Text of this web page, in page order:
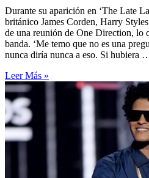
Durante su aparición en ‘The Late
británico James Corden, Harry
de una reunión de One Direction, lo
banda. ‘Me temo que no es una
nunca diría nunca a eso. Si hubiera
Leer Más »